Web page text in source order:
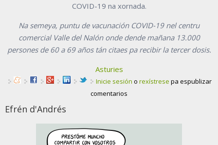
COVID-19 na xornada.
Na semeya, puntu de vacunación COVID-19 nel centru
comercial Valle del Nalón onde dende mañana 13.000
persones de 60 a 69 años tán citaes pa recibir la tercer dosis.
Asturies
Inicie sesión o rexístrese pa espublizar
comentarios
Efrén d'Andrés